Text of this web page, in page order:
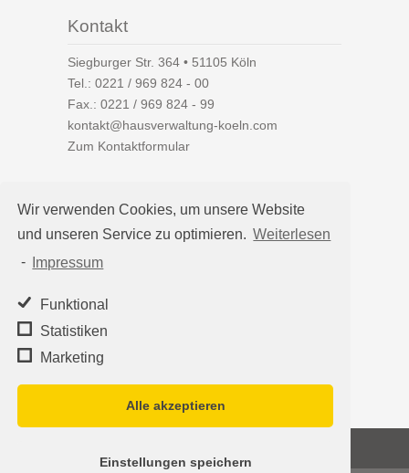
Wir verwenden Cookies, um unsere Website
und unseren Service zu optimieren. Weiterlesen
-
Impressum
Funktional
Statistiken
Marketing
Alle akzeptieren
Einstellungen speichern
Kontakt
Siegburger Str. 364 • 51105 Köln
Tel.: 0221 / 969 824 - 00
Fax.: 0221 / 969 824 - 99
kontakt@hausverwaltung-koeln.com
Zum Kontaktformular
Auf einen Blick
Hausverwaltung Köln
Immobilienverwaltung Köln
WEG-Verwaltung
Mietverwaltung
Team
Immobilien Treuhand Verwaltungs-OHG